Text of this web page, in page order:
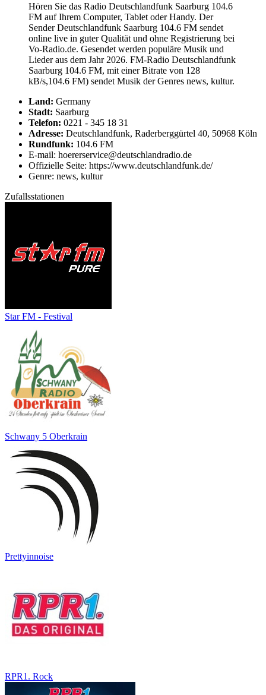
Hören Sie das Radio Deutschlandfunk Saarburg 104.6
FM auf Ihrem Computer, Tablet oder Handy. Der
Sender Deutschlandfunk Saarburg 104.6 FM sendet
online live in guter Qualität und ohne Registrierung bei
Vo-Radio.de. Gesendet werden populäre Musik und
Lieder aus dem Jahr 2026. FM-Radio Deutschlandfunk
Saarburg 104.6 FM, mit einer Bitrate von 128
kB/s,104.6 FM) sendet Musik der Genres news, kultur.
Land: Germany
Stadt: Saarburg
Telefon: 0221 - 345 18 31
Adresse: Deutschlandfunk, Raderberggürtel 40, 50968 Köln
Rundfunk: 104.6 FM
E-mail: hoererservice@deutschlandradio.de
Offizielle Seite: https://www.deutschlandfunk.de/
Genre: news, kultur
Zufallsstationen
Star FM - Festival
Schwany 5 Oberkrain
Prettyinnoise
RPR1. Rock